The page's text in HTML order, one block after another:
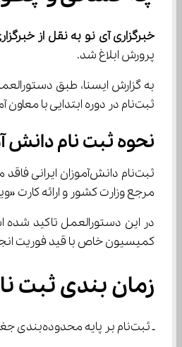
خبرگزاری آی نو به نقل از
پرورش ابلاغ شد.
ثبت‌نام در دوره ابتدایی با معاون آموزش ابتدایی و در دوره متوسطه با معاون آموزش متوسطه خواهد بود.
نحوه ثبت ‌نام دانش آموزان ایرانی و خارجی فاقد مدارک هویتی
مرجع وزارت کشور و ارائه کارت
کمیسیون خاص با قید فوریت
زمان بندی ثبت
ـ ثبت‌نام بر پایه محدوده‌بندی جغرافیایی و با اولویت محل سکونت دانش‌آموز انجام شود.